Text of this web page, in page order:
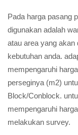
Pada harga pasang
digunakan adalah
atau area yang akan
kebutuhan anda.
mempengaruhi
perseginya (m2)
Block/Conblock.
mempengaruhi
melakukan survey.